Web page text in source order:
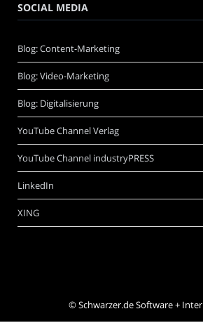
SOCIAL MEDIA
Blog: Content-Marketing
Blog: Video-Marketing
Blog: Digitalisierung
YouTube Channel Verlag
YouTube Channel industryPRESS
LinkedIn
XING
©Schwarzer.de Software +